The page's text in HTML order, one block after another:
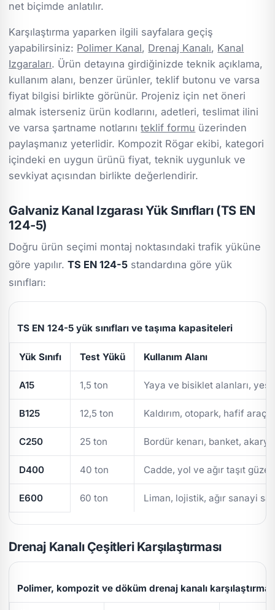
net biçimde anlatılır.
Karşılaştırma yaparken ilgili sayfalara geçiş
yapabilirsiniz: Polimer Kanal, Drenaj Kanalı, Kanal
Izgaraları. Ürün detayına girdiğinizde teknik açıklama,
kullanım alanı, benzer ürünler, teklif butonu ve varsa
fiyat bilgisi birlikte görünür. Projeniz için net öneri
almak isterseniz ürün kodlarını, adetleri, teslimat ilini
ve varsa şartname notlarınıteklif formu üzerinden
paylaşmanız yeterlidir. Kompozit Rögar ekibi, kategori
içindeki en uygun ürünü fiyat, teknik uygunluk ve
sevkiyat açısından birlikte değerlendirir.
Galvaniz Kanal Izgarası Yük Sınıfları (TS EN
124-5)
Doğru ürün seçimi montaj noktasındaki trafik yüküne
göre yapılır.TS EN 124-5 standardına göre yük
sınıfları:
TS EN 124-5 yük sınıfları ve taşıma kapasiteleri
Yük Sınıfı Test Yükü Kullanım Alanı
A15 1,5 ton Yaya ve bisiklet alanları,
B125 12,5 ton Kaldırım, otopark, hafif araç
C250 25 ton Bordür kenarı, banket,
D400 40 ton Cadde, yol ve ağır taşıt
E600 60 ton Liman, lojistik, ağır sanayi
Drenaj Kanalı Çeşitleri Karşılaştırması
Polimer, kompozit ve döküm drenaj kanalı